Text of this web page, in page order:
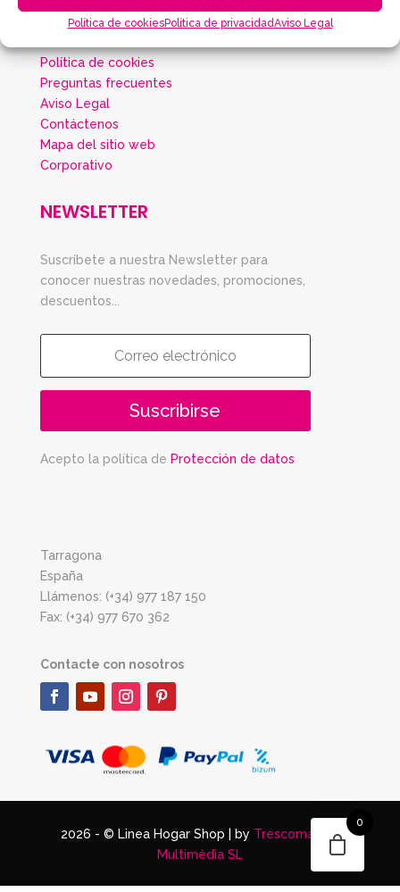
Política de cookiesPolítica de privacidadAviso Legal
Política de privacidad
Política de cookies
Preguntas frecuentes
Aviso Legal
Contáctenos
Mapa del sitio web
Corporativo
NEWSLETTER
Suscríbete a nuestra Newsletter para
conocer nuestras novedades, promociones,
descuentos...
Suscribirse
Acepto la política de Protección de datos
Tarragona
España
Llámenos: (+34) 977 187 150
Fax: (+34) 977 670 362
Contacte con nosotros
2026 - © Linea Hogar Shop | by Trescomatres
Multimèdia SL
0